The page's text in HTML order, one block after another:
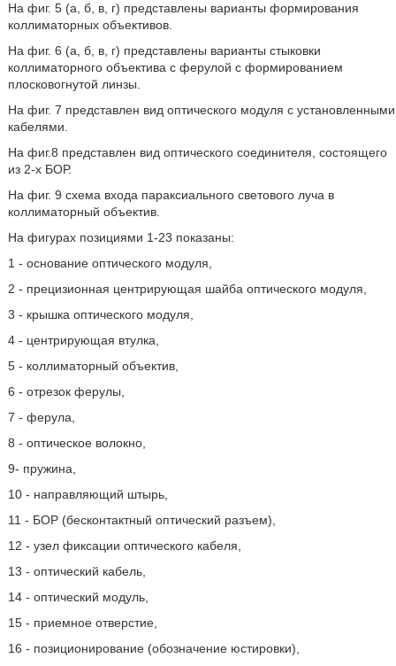
На фиг. 5 (а, б, в, г) представлены варианты формирования
коллиматорных объективов.
На фиг. 6 (а, б, в, г) представлены варианты стыковки
коллиматорного объектива с ферулой с формированием
плосковогнутой линзы.
На фиг. 7 представлен вид оптического модуля с установленными
кабелями.
На фиг.8 представлен вид оптического соединителя, состоящего
из 2-х БОР.
На фиг. 9 схема входа параксиального светового луча в
коллиматорный объектив.
На фигурах позициями 1-23 показаны:
1 - основание оптического модуля,
2 - прецизионная центрирующая шайба оптического модуля,
3 - крышка оптического модуля,
4 - центрирующая втулка,
5 - коллиматорный объектив,
6 - отрезок ферулы,
7 - ферула,
8 - оптическое волокно,
9- пружина,
10 - направляющий штырь,
11 - БОР (бесконтактный оптический разъем),
12 - узел фиксации оптического кабеля,
13 - оптический кабель,
14 - оптический модуль,
15 - приемное отверстие,
16 - позиционирование (обозначение юстировки),